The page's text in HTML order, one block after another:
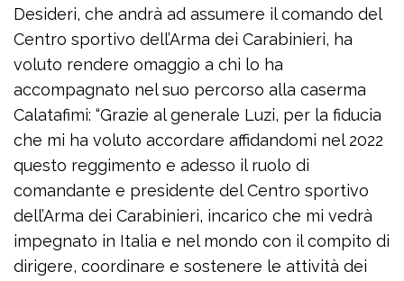
Desideri, che andrà ad assumere il comando del
Centro sportivo dell’Arma dei Carabinieri, ha
voluto rendere omaggio a chi lo ha
accompagnato nel suo percorso alla caserma
Calatafimi: “Grazie al generale Luzi, per la fiducia
che mi ha voluto accordare affidandomi nel 2022
questo reggimento e adesso il ruolo di
comandante e presidente del Centro sportivo
dell’Arma dei Carabinieri, incarico che mi vedrà
impegnato in Italia e nel mondo con il compito di
dirigere, coordinare e sostenere le attività dei